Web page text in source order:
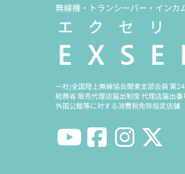
無線機・トランシーバー・インカ
一社)全国陸上無線協会関東支部会員 第
総務省 販売代理店届出制度 代理店届出
外国公館等に対する消費税免除指定店舗